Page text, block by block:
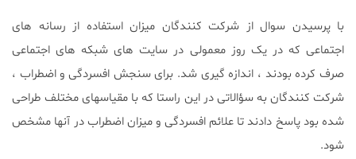
با پرسیدن سوال از شرکت کنندگان میزان استفاده از رسانه های
اجتماعی که در یک روز معمولی در سایت های شبکه های اجتماعی
صرف کرده بودند ، اندازه گیری شد. برای سنجش افسردگی و اضطراب ،
شرکت کنندگان به سؤالاتی در این راستا که با مقیاسهای مختلف طراحی
شده بود پاسخ دادند تا علائم افسردگی و میزان اضطراب در آنها مشخص
شود.